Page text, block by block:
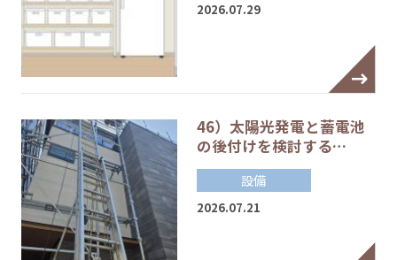
2026.07.29
46）太陽光発電と蓄電池
の後付けを検討する…
設備
2026.07.21